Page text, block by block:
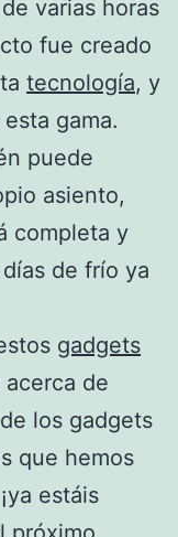
varias horas
fue creado
tecnología, y
gama.
puede
asiento,
completa y
de frío ya
gadgets
de
los gadgets
que hemos
estáis